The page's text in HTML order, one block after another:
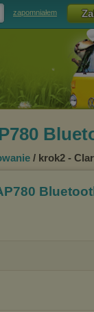
zapomniałem
/ krok2 -